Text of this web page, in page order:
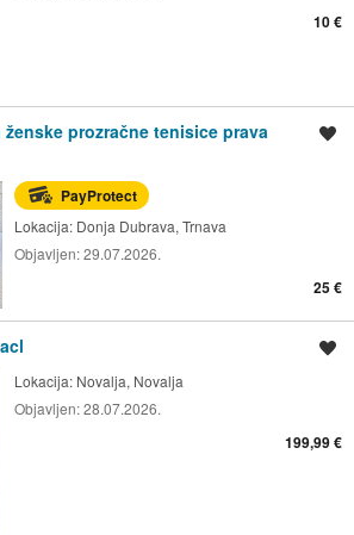
10 €
prozračne tenisice prava
PayProtect
Lokacija: Donja Dubrava, Trnava
Objavljen:29.07.2026.
25 €
Lokacija: Novalja, Novalja
Objavljen:28.07.2026.
199,99 €